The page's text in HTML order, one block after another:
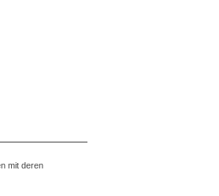
mit deren